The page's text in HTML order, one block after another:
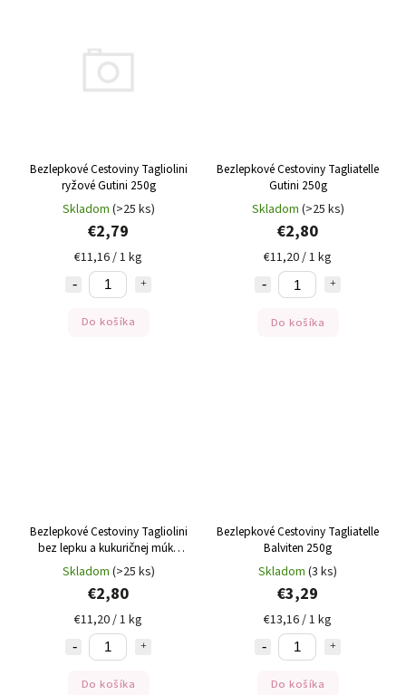
Bezlepkové Cestoviny Tagliolini
ryžové Gutini 250g
Skladom (>25 ks)
€2,79
€11,16 / 1 kg
Do košíka
Bezlepkové Cestoviny Tagliatelle
Gutini 250g
Skladom (>25 ks)
€2,80
€11,20 / 1 kg
Do košíka
Bezlepkové Cestoviny Tagliolini
bez lepku a kukuričnej múky
Gutini 250g
Skladom (>25 ks)
€2,80
€11,20 / 1 kg
Do košíka
Bezlepkové Cestoviny Tagliatelle
Balviten 250g
Skladom (3 ks)
€3,29
€13,16 / 1 kg
Do košíka